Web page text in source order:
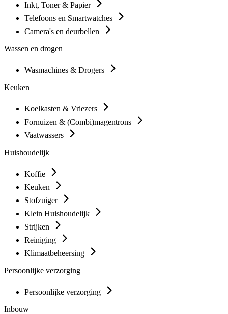
Inkt, Toner & Papier
Telefoons en Smartwatches
Camera's en deurbellen
Wassen en drogen
Wasmachines & Drogers
Keuken
Koelkasten & Vriezers
Fornuizen & (Combi)magentrons
Vaatwassers
Huishoudelijk
Koffie
Keuken
Stofzuiger
Klein Huishoudelijk
Strijken
Reiniging
Klimaatbeheersing
Persoonlijke verzorging
Persoonlijke verzorging
Inbouw